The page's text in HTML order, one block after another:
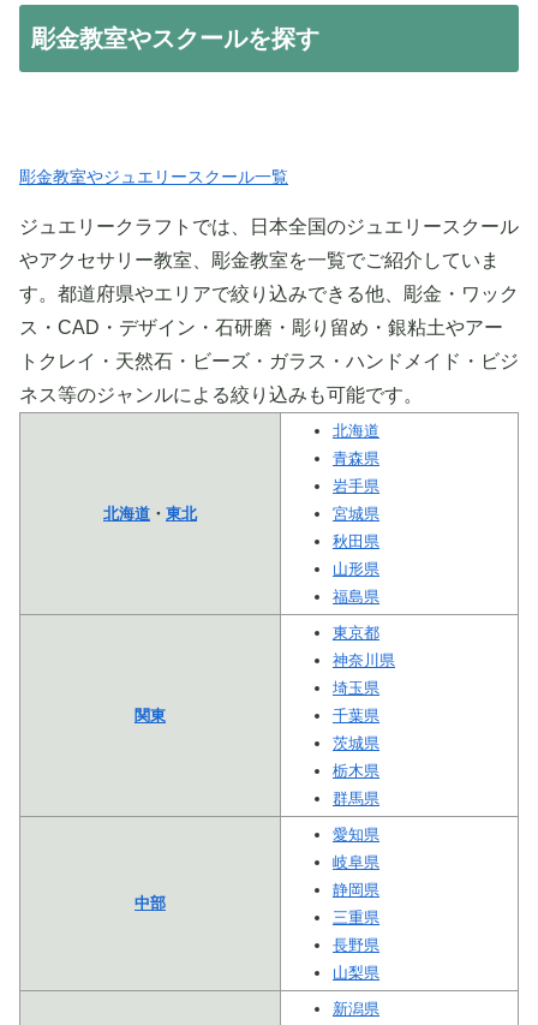
彫金教室やスクールを探す
彫金教室やジュエリースクール一覧
ジュエリークラフトでは、日本全国のジュエリースクール
やアクセサリー教室、彫金教室を一覧でご紹介していま
す。都道府県やエリアで絞り込みできる他、彫金・ワック
ス・CAD・デザイン・石研磨・彫り留め・銀粘土やアー
トクレイ・天然石・ビーズ・ガラス・ハンドメイド・ビジ
ネス等のジャンルによる絞り込みも可能です。
北海道 ・ 東北
北海道
青森県
岩手県
宮城県
秋田県
山形県
福島県
関東
東京都
神奈川県
埼玉県
千葉県
茨城県
栃木県
群馬県
中部
愛知県
岐阜県
静岡県
三重県
長野県
山梨県
新潟県